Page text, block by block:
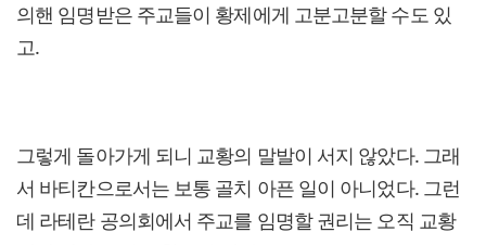
의핸 임명받은 주교들이 황제에게 고분고분할 수도 있
고.
그렇게 돌아가게 되니 교황의 말발이 서지 않았다. 그래
서 바티칸으로서는 보통 골치 아픈 일이 아니었다. 그런
데 라테란 공의회에서 주교를 임명할 권리는 오직 교황